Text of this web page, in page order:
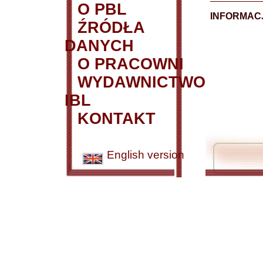
O PBL
ŹRÓDŁA
DANYCH
O PRACOWNI
WYDAWNICTWO
IBL
KONTAKT
English version